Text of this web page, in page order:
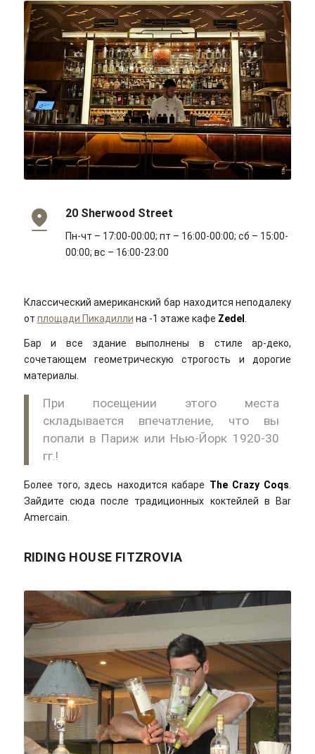
Ewan Munro/flickr/Cc-by-sa 2.0
20 Sherwood Street
Пн-чт – 17:00-00:00; пт – 16:00-00:00; сб – 15:00-
00:00; вс – 16:00-23:00
Классический американский бар находится неподалеку
от площади Пикадилли на -1 этаже кафе Zedel .
Бар и все здание выполнены в стиле ар-деко,
сочетающем геометрическую строгость и дорогие
материалы.
При посещении этого места
складывается впечатление, что вы
попали в Париж или Нью-Йорк 1920-30
гг.!
Более того, здесь находится кабаре The Crazy Coqs
Зайдите сюда после традиционных коктейлей в Bar
Amercain.
RIDING HOUSE FITZROVIA